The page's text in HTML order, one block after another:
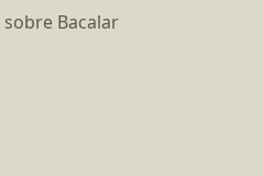
Bacalar